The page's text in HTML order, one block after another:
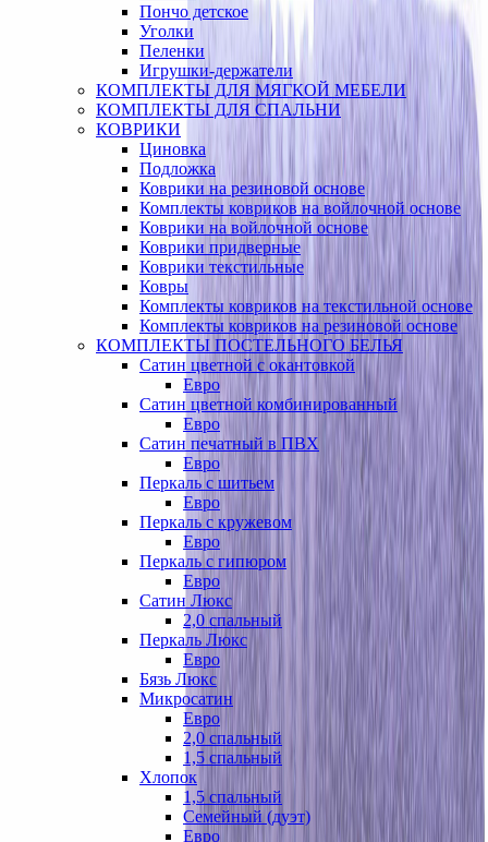
Пончо детское
Уголки
Пеленки
Игрушки-держатели
КОМПЛЕКТЫ ДЛЯ МЯГКОЙ МЕБЕЛИ
КОМПЛЕКТЫ ДЛЯ СПАЛЬНИ
КОВРИКИ
Циновка
Подложка
Коврики на резиновой основе
Комплекты ковриков на войлочной основе
Коврики на войлочной основе
Коврики придверные
Коврики текстильные
Ковры
Комплекты ковриков на текстильной основе
Комплекты ковриков на резиновой основе
КОМПЛЕКТЫ ПОСТЕЛЬНОГО БЕЛЬЯ
Сатин цветной с окантовкой
Евро
Сатин цветной комбинированный
Евро
Сатин печатный в ПВХ
Евро
Перкаль с шитьем
Евро
Перкаль с кружевом
Евро
Перкаль с гипюром
Евро
Сатин Люкс
2,0 спальный
Перкаль Люкс
Евро
Бязь Люкс
Микросатин
Евро
2,0 спальный
1,5 спальный
Хлопок
1,5 спальный
Семейный (дуэт)
Евро